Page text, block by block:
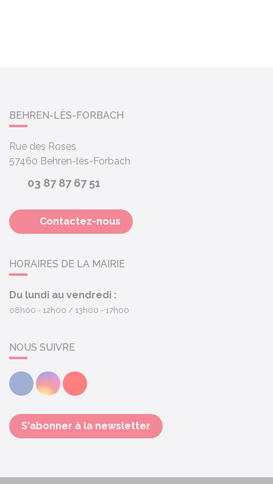
BEHREN-LÈS-FORBACH
Rue des Roses
57460 Behren-lès-Forbach
03 87 87 67 51
Contactez-nous
HORAIRES DE LA MAIRIE
Du lundi au vendredi :
08h00 - 12h00 13h00 - 17h00
NOUS SUIVRE
FacebookInstagramYoutube
S'abonner à la newsletter